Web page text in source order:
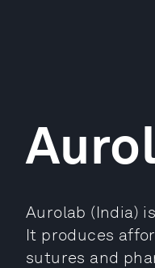
Aurolab (India)
It produces
sutures and